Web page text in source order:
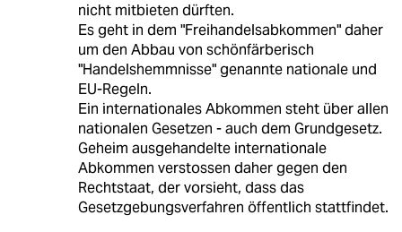
nicht mitbieten dürften.
Es geht in dem "Freihandelsabkommen" daher
um den Abbau von schönfärberisch
"Handelshemmnisse" genannte nationale und
EU-Regeln.
Ein internationales Abkommen steht über allen
nationalen Gesetzen - auch dem Grundgesetz.
Geheim ausgehandelte internationale
Abkommen verstossen daher gegen den
Rechtstaat, der vorsieht, dass das
Gesetzgebungsverfahren öffentlich stattfindet.